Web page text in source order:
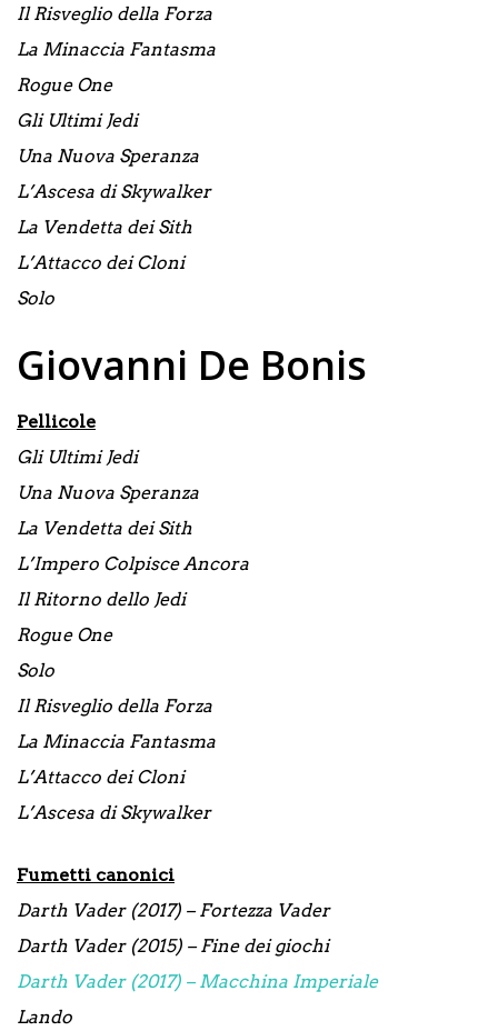
Il Risveglio della Forza
La Minaccia Fantasma
Rogue One
Gli Ultimi Jedi
Una Nuova Speranza
L’Ascesa di Skywalker
La Vendetta dei Sith
L’Attacco dei Cloni
Solo
Giovanni De Bonis
Pellicole
Gli Ultimi Jedi
Una Nuova Speranza
La Vendetta dei Sith
L’Impero Colpisce Ancora
Il Ritorno dello Jedi
Rogue One
Solo
Il Risveglio della Forza
La Minaccia Fantasma
L’Attacco dei Cloni
L’Ascesa di Skywalker
Fumetti canonici
Darth Vader (2017) – Fortezza Vader
Darth Vader (2015) – Fine dei giochi
Darth Vader (2017) – Macchina Imperiale
Lando